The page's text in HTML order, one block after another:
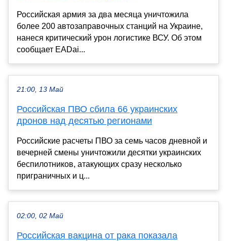
Российская армия за два месяца уничтожила
более 200 автозаправочных станций на Украине,
нанеся критический урон логистике ВСУ. Об этом
сообщает EADai...
21:00, 13 Май
Российская ПВО сбила 66 украинских
дронов над десятью регионами
Российские расчеты ПВО за семь часов дневной и
вечерней смены уничтожили десятки украинских
беспилотников, атакующих сразу несколько
приграничных и ц...
02:00, 02 Май
Российская вакцина от рака показала